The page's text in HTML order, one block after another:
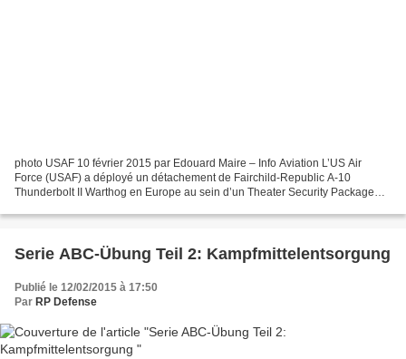
photo USAF 10 février 2015 par Edouard Maire – Info Aviation L’US Air
Force (USAF) a déployé un détachement de Fairchild-Republic A-10
Thunderbolt II Warthog en Europe au sein d’un Theater Security Package
Serie ABC-Übung Teil 2: Kampfmittelentsorgung
Publié le 12/02/2015 à 17:50
Par RP Defense